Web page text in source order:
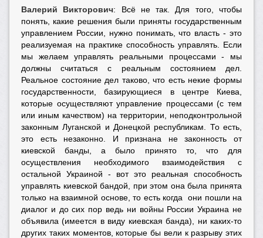
Валерий Викторович: Всё не так. Для того, чтобы
понять, какие решения были приняты государственным
управлением России, нужно понимать, что власть - это
реализуемая на практике способность управлять. Если
мы желаем управлять реальными процессами - мы
должны считаться с реальным состоянием дел.
Реальное состояние дел таково, что есть некие формы
государственности, базирующиеся в центре Киева,
которые осуществляют управление процессами (с тем
или иным качеством) на территории, неподконтрольной
законным Луганской и Донецкой республикам. То есть,
это есть незаконно. И признана не законность от
киевской банды, а было принято то, что для
осуществления необходимого взаимодействия с
остальной Украиной - вот это реальная способность
управлять киевской бандой, при этом она была принята
только на взаимной основе, то есть когда они пошли на
диалог и до сих пор ведь ни войны России Украина не
объявила (имеется в виду киевская банда), ни каких-то
других таких моментов, которые бы вели к разрыву этих